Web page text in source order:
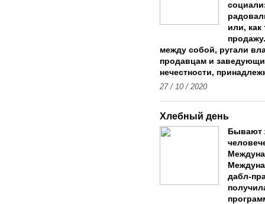
или,
между собой, ругали
продавцам и
нечестности,
27 / 10 / 2020
Хлебный день
Бывают
дабл-